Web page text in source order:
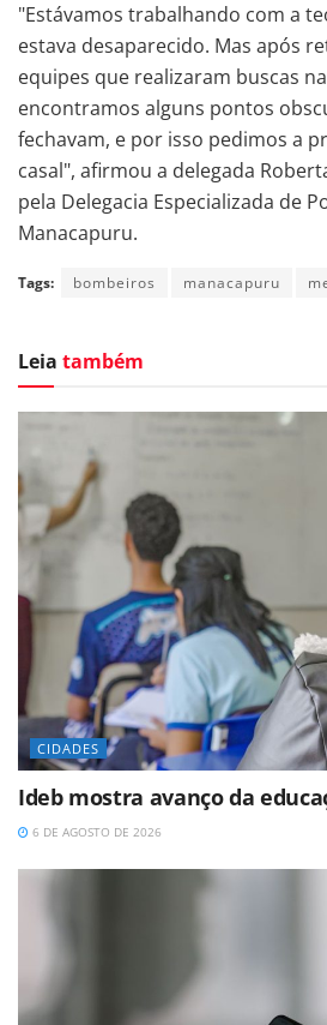
"Estávamos trabalhando com a
estava desaparecido. Mas após
equipes que realizaram buscas
encontramos alguns pontos
fechavam, e por isso pedimos a
casal", afirmou a delegada
pela Delegacia Especializada de
Manacapuru.
Tags: bombeiros manacapuru
Leia também
CIDADES
Ideb mostra avanço da
6 DE AGOSTO DE 2026